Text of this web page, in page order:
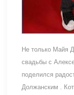
Не только Майя
свадьбы с
поделился
Должанским .